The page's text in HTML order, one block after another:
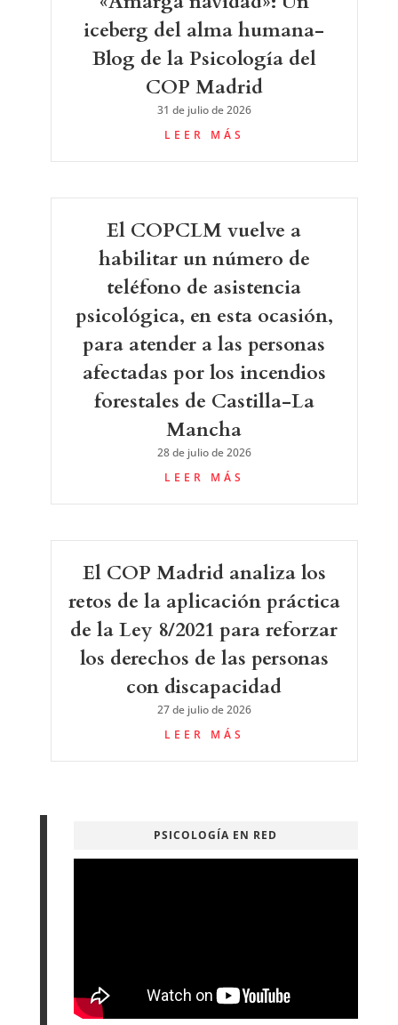
iceberg del alma humana-
Blog de la Psicología del
COP Madrid
31 de julio de 2026
LEER MÁS
El COPCLM vuelve a
habilitar un número de
teléfono de asistencia
psicológica, en esta ocasión,
para atender a las personas
afectadas por los incendios
forestales de Castilla-La
Mancha
28 de julio de 2026
LEER MÁS
El COP Madrid analiza los
retos de la aplicación práctica
de la Ley 8/2021 para reforzar
los derechos de las personas
con discapacidad
27 de julio de 2026
LEER MÁS
PSICOLOGÍA EN RED